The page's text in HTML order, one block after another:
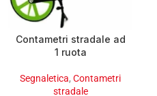
Contametri stradale ad
1 ruota
Segnaletica, Contametri
stradale